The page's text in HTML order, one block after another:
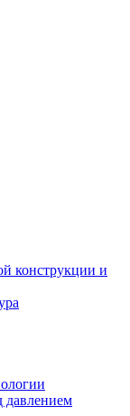
конструкции и
давлением